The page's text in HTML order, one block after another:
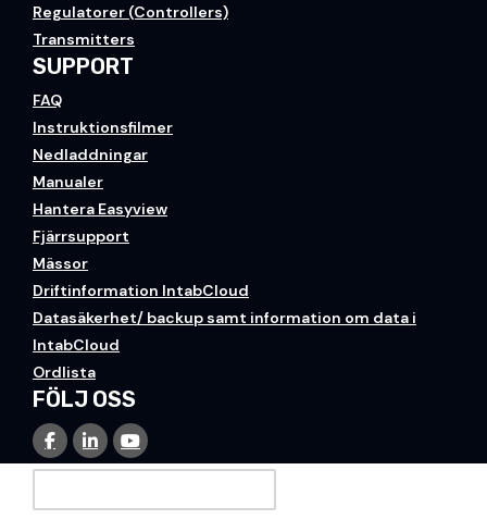
Regulatorer (Controllers)
Transmitters
SUPPORT
FAQ
Instruktionsfilmer
Nedladdningar
Manualer
Hantera Easyview
Fjärrsupport
Mässor
Driftinformation IntabCloud
Datasäkerhet/ backup samt information om data i
IntabCloud
Ordlista
FÖLJ OSS